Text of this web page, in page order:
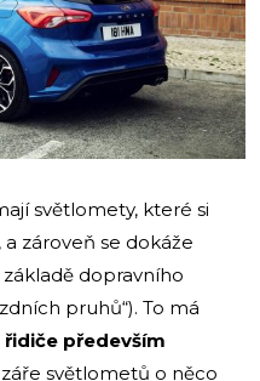
světlomety, které si
a zároveň se dokáže
dopravního
pruhů“). To má
především
světlometů o něco